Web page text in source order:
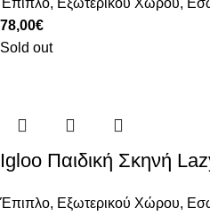
78,00€
Sold out
Igloo Παιδική Σκηνή
Έπιπλο, Εξωτερικού Χώρου,